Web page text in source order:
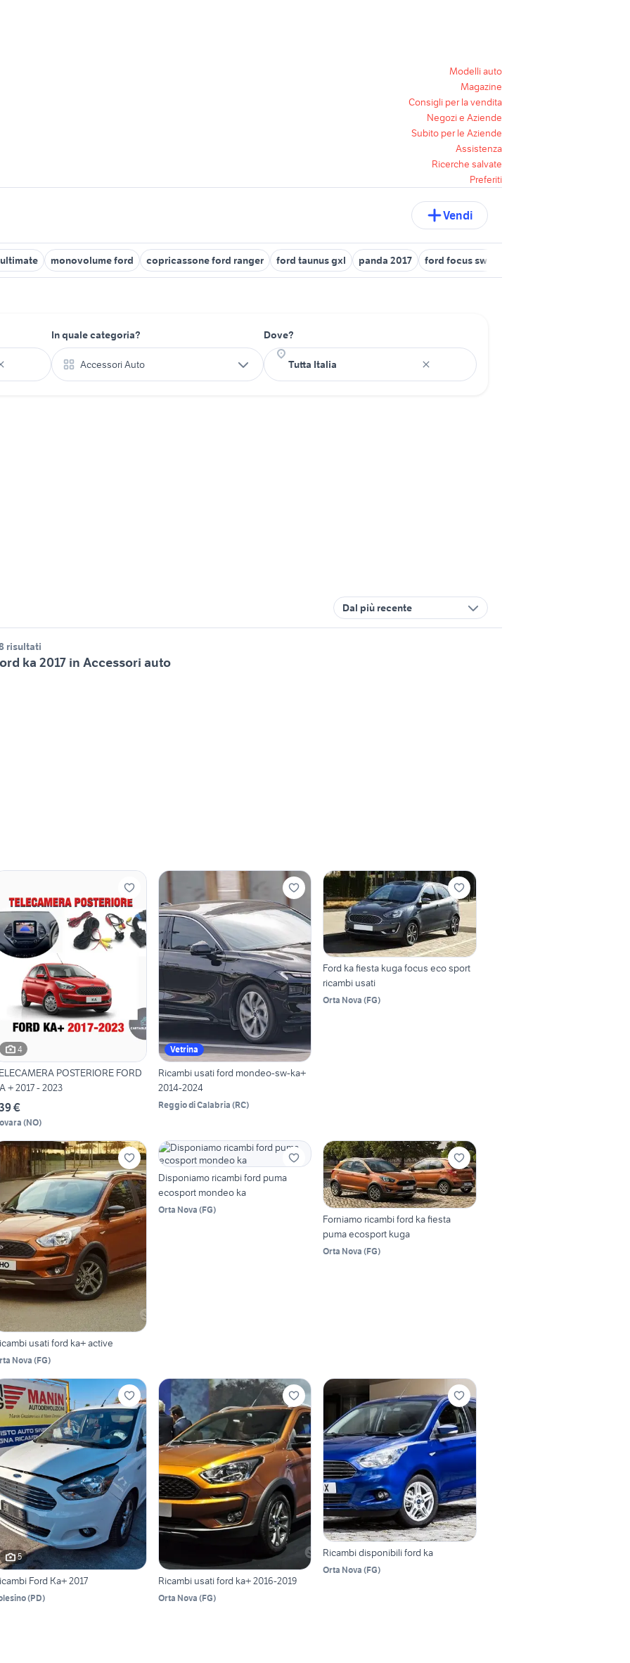
Modelli auto
Magazine
Consigli per la vendita
Negozi e Aziende
Subito per le Aziende
Assistenza
Ricerche salvate
Preferiti
Vendi
monovolume ford copricassone ford ranger ford taunus gxl panda 2017 ford focus sw auto Roma provincia
In quale categoria?
Accessori Auto
Dove?
Dal più recente
risultati
ka 2017 in Accessori auto
4
POSTERIORE FORD
+ 2017 - 2023
€
(NO)
Vetrina
Ricambi usati ford mondeo-sw-ka+
2014-2024
Reggio di Calabria (RC)
Ford ka fiesta kuga focus eco sport
ricambi usati
Orta Nova (FG)
usati ford ka+ active
Nova (FG)
Disponiamo ricambi ford puma
ecosport mondeo ka
Orta Nova (FG)
Forniamo ricambi ford ka fiesta
puma ecosport kuga
Orta Nova (FG)
5
Ford Ka+ 2017
(PD)
Ricambi usati ford ka+ 2016-2019
Orta Nova (FG)
Ricambi disponibili ford ka
Orta Nova (FG)